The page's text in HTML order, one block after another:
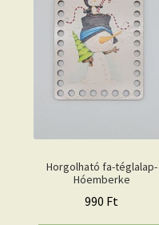
Horgolható fa-téglalap-
Hóemberke
990 Ft